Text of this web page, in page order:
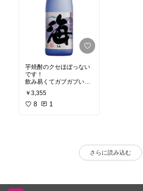
芋焼酎のクセほぼっない
です！
飲み易くてガブガブいっ
ちゃいます、
飲み過ぎ注意w
￥3,355
8 1
さらに読み込む